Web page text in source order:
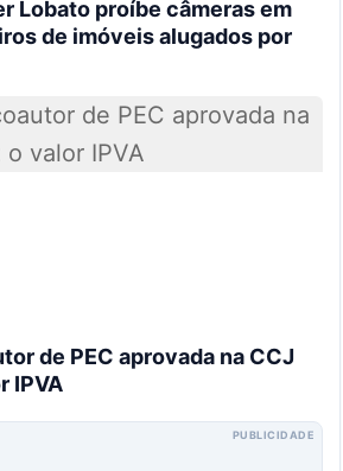
Lobato proíbe câmeras em
de imóveis alugados por
de PEC aprovada na CCJ
IPVA
PUBLICIDADE